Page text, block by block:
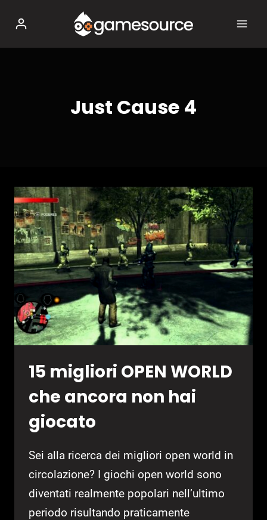
contenuto
Just Cause 4
15 migliori OPEN WORLD
che ancora non hai
giocato
Sei alla ricerca dei migliori open world in
circolazione? I giochi open world sono
diventati realmente popolari nell’ultimo
periodo risultando praticamente